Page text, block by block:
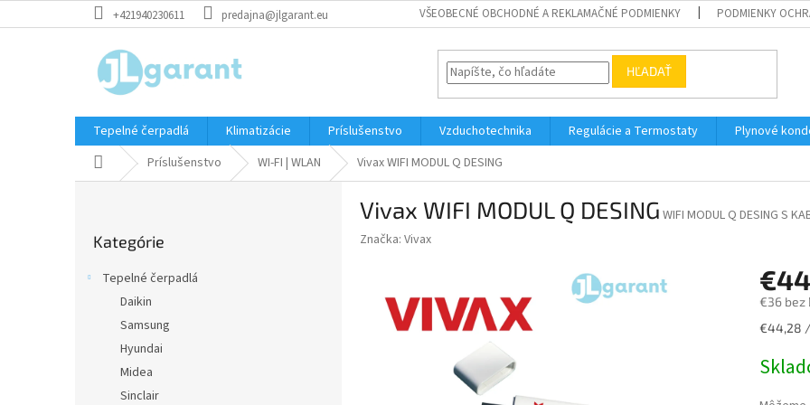
na
+421940230611 predajna@jlgarant.eu VŠEOBECNÉ OBCHODNÉ A REKLAMAČNÉ PODMIENKY PODMIENKY
HĽADAŤ
Tepelné čerpadlá Klimatizácie Príslušenstvo Vzduchotechnika Regulácie a Termostaty Plynové
DomovPríslušenstvo WI-FI | WLAN Vivax WIFI MODUL Q DESING
kategórie
Kategórie
Tepelné čerpadlá
Daikin
Samsung
Hyundai
Midea
Sinclair
Vivax WIFI MODUL Q DESING WIFI MODUL Q DESING S
Značka: Vivax
€36 bez
€44,28 /